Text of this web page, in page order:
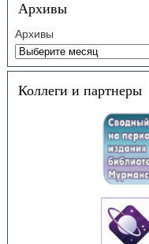
Архивы
Архивы
Коллеги и партнеры